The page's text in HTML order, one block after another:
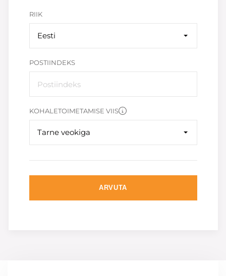
RIIK
Eesti
POSTIINDEKS
KOHALETOIMETAMISE VIIS
Tarne veokiga
ARVUTA